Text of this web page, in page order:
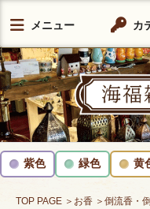
メニュー カ
紫色 緑色 黄
TOP PAGE ＞お香 ＞倒流香・